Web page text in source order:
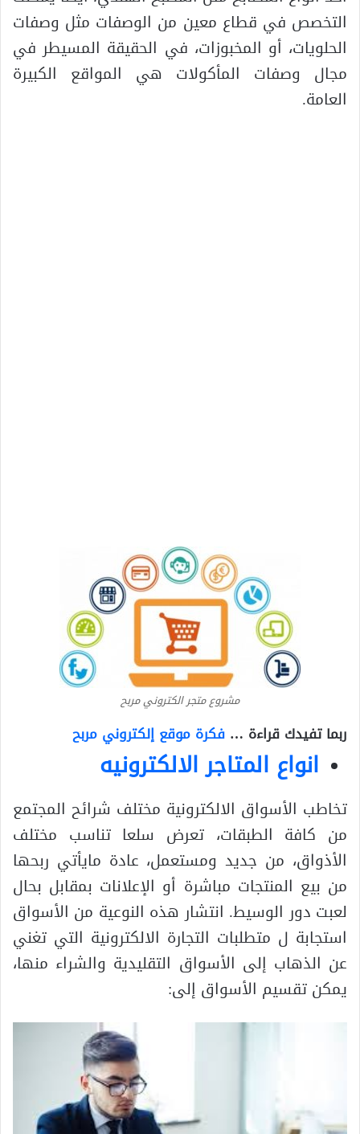
التخصص في قطاع معين من الوصفات مثل وصفات
الحلويات، أو المخبوزات، في الحقيقة المسيطر في
مجال وصفات المأكولات هي المواقع الكبيرة
العامة.
مشروع متجر الكتروني مربح
ربما تفيدك قراءة … فكرة موقع إلكتروني مربح
انواع المتاجر الالكترونيه
تخاطب الأسواق الالكترونية مختلف شرائح المجتمع
من كافة الطبقات، تعرض سلعا تناسب مختلف
الأذواق، من جديد ومستعمل، عادة مايأتي ربحها
من بيع المنتجات مباشرة أو الإعلانات بمقابل بحال
لعبت دور الوسيط. انتشار هذه النوعية من الأسواق
استجابة ل متطلبات التجارة الالكترونية التي تغني
عن الذهاب إلى الأسواق التقليدية والشراء منها،
يمكن تقسيم الأسواق إلى: